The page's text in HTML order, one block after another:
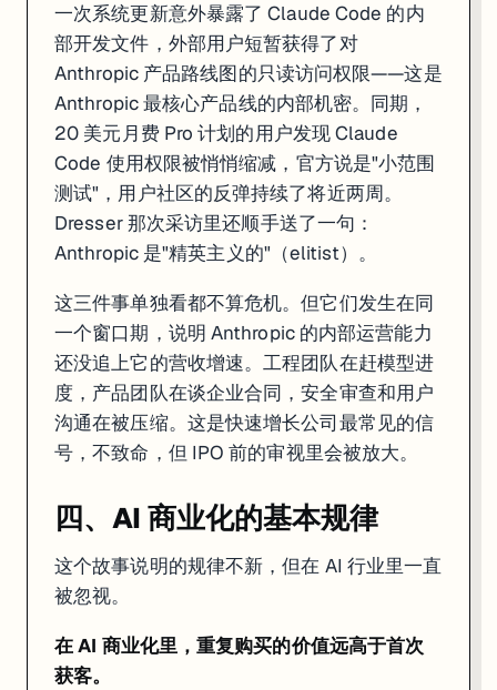
一次系统更新意外暴露了 Claude Code 的内
部开发文件，外部用户短暂获得了对
Anthropic 产品路线图的只读访问权限——这是
Anthropic 最核心产品线的内部机密。同期，
20 美元月费 Pro 计划的用户发现 Claude
Code 使用权限被悄悄缩减，官方说是"小范围
测试"，用户社区的反弹持续了将近两周。
Dresser 那次采访里还顺手送了一句：
Anthropic 是"精英主义的"（elitist）。
这三件事单独看都不算危机。但它们发生在同
一个窗口期，说明 Anthropic 的内部运营能力
还没追上它的营收增速。工程团队在赶模型进
度，产品团队在谈企业合同，安全审查和用户
沟通在被压缩。这是快速增长公司最常见的信
号，不致命，但 IPO 前的审视里会被放大。
四、AI 商业化的基本规律
这个故事说明的规律不新，但在 AI 行业里一直
被忽视。
在 AI 商业化里，重复购买的价值远高于首次
获客。